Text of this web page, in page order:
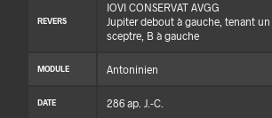
REVERS
IOVI CONSERVAT AVGG
Jupiter debout à gauche, tenant
sceptre, B à gauche
MODULE Antoninien
DATE 286 ap. J.-C.